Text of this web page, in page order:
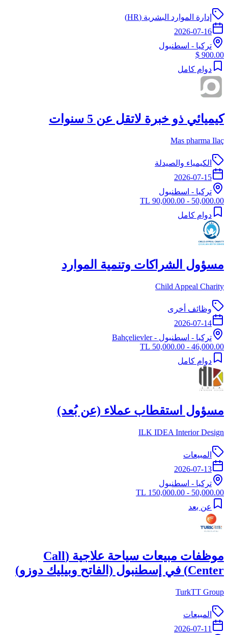
إدارة الموارد البشرية (HR)
2026-07-16
تركيا - اسطنبول
900.00 $
دوام كامل
كيميائي ذو خبرة لاتقل عن 5 سنوات
Mas pharma Ilaç
الكيمياء والصيدلة
2026-07-15
تركيا - اسطنبول
50,000.00 - 90,000.00 TL
دوام كامل
مسؤول الشراكات وتنمية الموارد
Child Appeal Charity
وظائف أخرى
2026-07-14
تركيا - اسطنبول - Bahçelievler
46,000.00 - 50,000.00 TL
دوام كامل
مسؤول استقطاب عملاء (عن بُعد)
ILK IDEA Interior Design
المبيعات
2026-07-13
تركيا - اسطنبول
50,000.00 - 150,000.00 TL
عن بعد
موظفات مبيعات سياحة علاجية (Call
Center) في إسطنبول (الفاتح وبيليك دوزو)
TurkTT Group
المبيعات
2026-07-11